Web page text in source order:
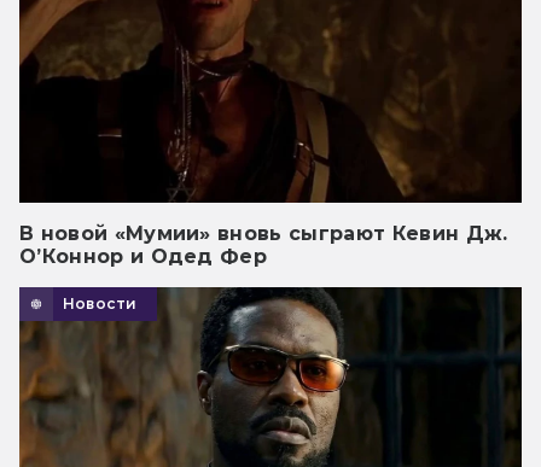
В новой «Мумии» вновь сыграют Кевин Дж.
О’Коннор и Одед Фер
Новости